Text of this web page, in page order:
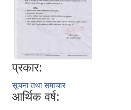
प्रकार:
सूचना तथा समाचार
आर्थिक वर्ष: